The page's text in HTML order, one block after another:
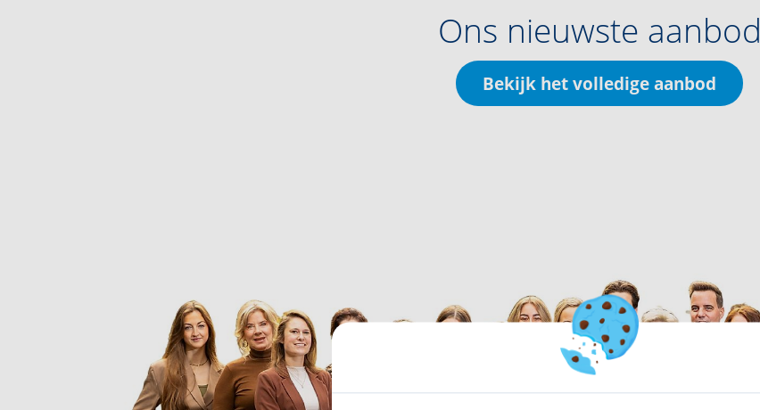
Ons nieuwste aanbod
Bekijk het volledige aanbod